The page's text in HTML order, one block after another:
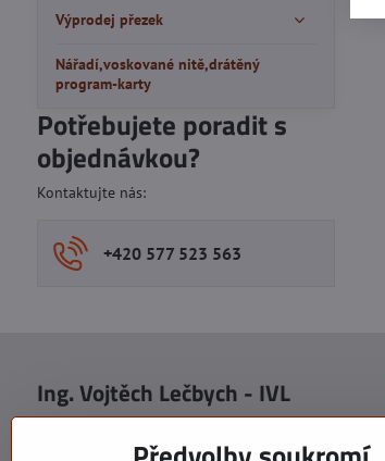
Výprodej přezek
Nářadí,voskované nitě,drátěný
program-karty
Potřebujete poradit s
objednávkou?
Kontaktujte nás:
+420 577 523 563
Ing. Vojtěch Lečbych - IVL
DIČ: CZ5602130809